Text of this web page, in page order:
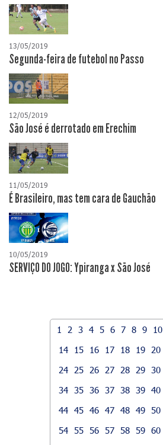
13/05/2019
Segunda-feira de futebol no Passo
12/05/2019
São José é derrotado em Erechim
11/05/2019
É Brasileiro, mas tem cara de Gauchão
10/05/2019
SERVIÇO DO JOGO: Ypiranga x São José
1 2 3 4 5 6 7 8 9 10
14
15 16 17 18 19 20
24
25 26 27 28 29 30
34 35 36 37 38 39 40
44 45 46 47 48 49 50
54 55 56 57 58 59 60